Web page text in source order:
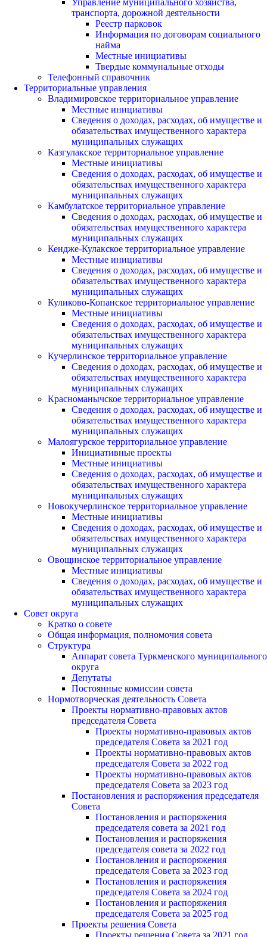
транспорта, дорожной деятельности
Реестр парковок
Информация по договорам социального
найма
Местные инициативы
Твердые коммунальные отходы
Телефонный справочник
Территориальные управления
Владимировское территориальное управление
Местные инициативы
Сведения о доходах, расходах, об имуществе и
обязательствах имущественного характера
муниципальных служащих
Казгулакское территориальное управление
Местные инициативы
Сведения о доходах, расходах, об имуществе и
обязательствах имущественного характера
муниципальных служащих
Камбулатское территориальное управление
Сведения о доходах, расходах, об имуществе и
обязательствах имущественного характера
муниципальных служащих
Кендже-Кулакское территориальное управление
Местные инициативы
Сведения о доходах, расходах, об имуществе и
обязательствах имущественного характера
муниципальных служащих
Куликово-Копанское территориальное управление
Местные инициативы
Сведения о доходах, расходах, об имуществе и
обязательствах имущественного характера
муниципальных служащих
Кучерлинское территориальное управление
Сведения о доходах, расходах, об имуществе и
обязательствах имущественного характера
муниципальных служащих
Красноманычское территориальное управление
Сведения о доходах, расходах, об имуществе и
обязательствах имущественного характера
муниципальных служащих
Малоягурское территориальное управление
Инициативные проекты
Местные инициативы
Сведения о доходах, расходах, об имуществе и
обязательствах имущественного характера
муниципальных служащих
Новокучерлинское территориальное управление
Местные инициативы
Сведения о доходах, расходах, об имуществе и
обязательствах имущественного характера
муниципальных служащих
Овощинское территориальное управление
Местные инициативы
Сведения о доходах, расходах, об имуществе и
обязательствах имущественного характера
муниципальных служащих
Совет округа
Кратко о совете
Общая информация, полномочия совета
Структура
Аппарат совета Туркменского муниципального
округа
Депутаты
Постоянные комиссии совета
Нормотворческая деятельность Совета
Проекты нормативно-правовых актов
председателя Cовета
Проекты нормативно-правовых актов
председателя Cовета за 2021 год
Проекты нормативно-правовых актов
председателя Cовета за 2022 год
Проекты нормативно-правовых актов
председателя Cовета за 2023 год
Постановления и распоряжения председателя
Cовета
Постановления и распоряжения
председателя совета за 2021 год
Постановления и распоряжения
председателя совета за 2022 год
Постановления и распоряжения
председателя Cовета за 2023 год
Постановления и распоряжения
председателя Cовета за 2024 год
Постановления и распоряжения
председателя Cовета за 2025 год
Проекты решения Cовета
Проекты решения Совета за 2021 год